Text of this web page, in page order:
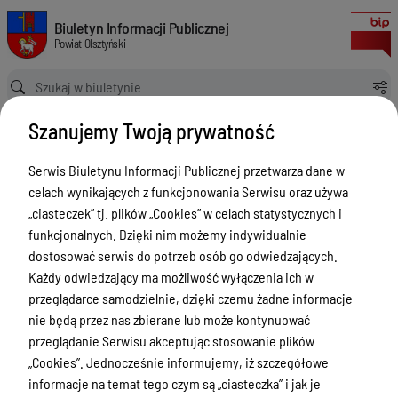
Wykaz głosowań na VII Sesji Rady Powiatu w Olsztynie w dniu 15
Biuletyn Informacji Publicznej Powiat Olsztyński
Biuletyn Informacji Publicznej
Powiat Olsztyński
Ścieżka powrotu
Strona główna
Rada Powiatu
Rada Powiatu - Imienne wykazy głosowań
Wykaz głosowań na VII Sesji Rady Powiatu w Olsztynie w dniu 15 stycznia 2025 r.
Rada Powiatu - Imienne wykazy
głosowań
Menu Przedmiotowe
Kontakt i telefony w urzędzie
Ogłoszenia
Powiat Olsztyński
Rada Powiatu
22-01-2025
14:57:27
Drukuj
Wykaz
głosowań na
VII Sesji Rady
Szanujemy Twoją prywatność
Serwis Biuletynu Informacji Publicznej przetwarza dane w
celach wynikających z funkcjonowania Serwisu oraz używa
„ciasteczek” tj. plików „Cookies” w celach statystycznych i
funkcjonalnych. Dzięki nim możemy indywidualnie
dostosować serwis do potrzeb osób go odwiedzających.
Każdy odwiedzający ma możliwość wyłączenia ich w
przeglądarce samodzielnie, dzięki czemu żadne informacje
nie będą przez nas zbierane lub może kontynuować
przeglądanie Serwisu akceptując stosowanie plików
„Cookies”. Jednocześnie informujemy, iż szczegółowe
informacje na temat tego czym są „ciasteczka” i jak je